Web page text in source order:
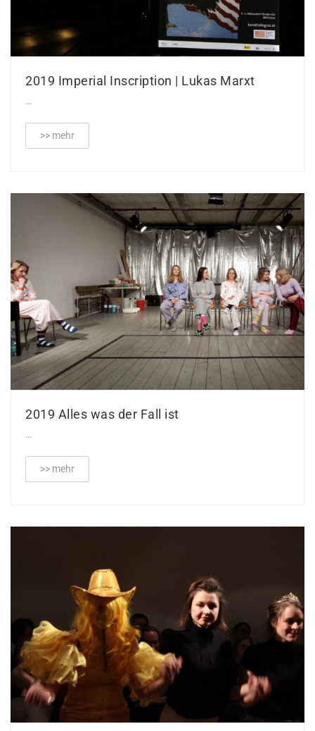
2019 Imperial Inscription | Lukas Marxt
…
>> mehr
2019 Alles was der Fall ist
…
>> mehr